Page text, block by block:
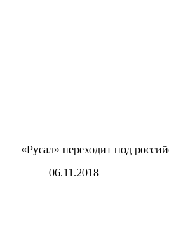
«Русал» переходит под
06.11.2018